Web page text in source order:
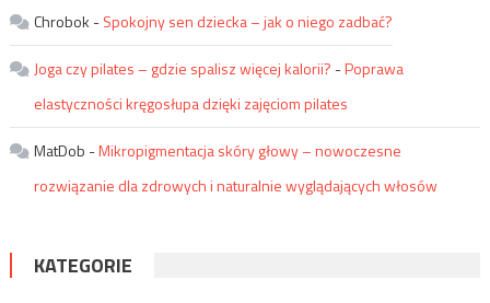
Chrobok -Spokojny sen dziecka – jak o niego zadbać?
Joga czy pilates – gdzie spalisz więcej kalorii? -Poprawa
elastyczności kręgosłupa dzięki zajęciom pilates
MatDob -Mikropigmentacja skóry głowy – nowoczesne
rozwiązanie dla zdrowych i naturalnie wyglądających włosów
KATEGORIE